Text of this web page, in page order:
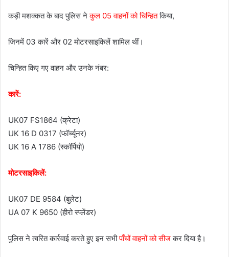
कड़ी मशक्कत के बाद पुलिस नेकुल 05 वाहनों को चिन्हितकिया,
जिनमें 03 कारें और 02 मोटरसाइकिलें शामिल थीं।
चिन्हित किए गए वाहन और उनके नंबर:
कारें:
UK07 FS1864 (क्रेटा)
UK 16 D 0317 (फॉर्च्यूनर)
UK 16 A 1786 (स्कॉर्पियो)
मोटरसाइकिलें:
UK07 DE 9584 (बुलेट)
UA 07 K 9650 (हीरो स्प्लेंडर)
पुलिस ने त्वरित कार्रवाई करते हुए इन सभीपाँचों वाहनों को सीजकर दिया है।